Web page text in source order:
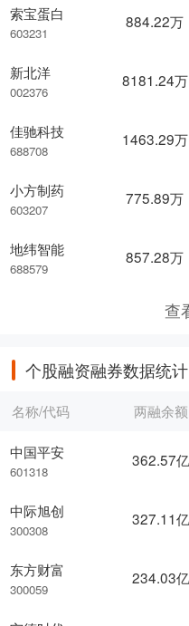
索宝蛋白
603231
新北洋
002376
佳驰科技
688708
小方制药
603207
地纬智能
688579
884.22万
8181.24万
1463.29万
775.89万
857.28万
查
个股融资融券数据统计
名称/代码
中国平安
601318
中际旭创
300308
东方财富
300059
两融余额
362.57亿
327.11亿
234.03亿